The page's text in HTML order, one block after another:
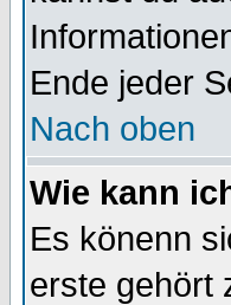
Ende jeder
Nach oben
Wie kann
Es könenn
erste gehört